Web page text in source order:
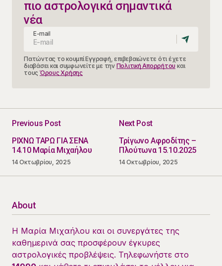
πιο αστρολογικά σημαντικά
νέα
E-mail
Πατώντας το κουμπί Εγγραφή, επιβεβαιώνετε ότι έχετε
διαβάσει και συμφωνείτε με την Πολιτική Απορρήτου και
τους Όρους Χρήσης
Previous Post
ΡΙΧΝΩ ΤΑΡΩ ΓΙΑ ΣΕΝΑ
14.10 Μαρία Μιχαήλου
14 Οκτωβρίου, 2025
Next Post
Τρίγωνο Αφροδίτης –
Πλούτωνα 15.10.2025
14 Οκτωβρίου, 2025
About
Η Μαρία Μιχαήλου και οι συνεργάτες της
καθημερινά σας προσφέρουν έγκυρες
αστρολογικές προβλέψεις. Τηλεφωνήστε στο